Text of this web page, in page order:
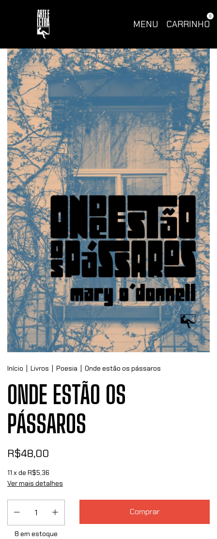
MENU CARRINHO
0
Início Livros Poesia Onde estão os pássaros
ONDE ESTÃO OS
PÁSSAROS
R$48,00
11 x de R$5,36
Ver mais detalhes
8 em estoque